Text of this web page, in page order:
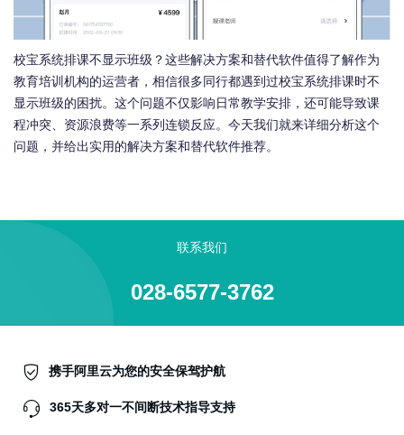
校宝系统排课不显示班级？这些解决方案和替代软件值得了解作为
教育培训机构的运营者，相信很多同行都遇到过校宝系统排课时不
显示班级的困扰。这个问题不仅影响日常教学安排，还可能导致课
程冲突、资源浪费等一系列连锁反应。今天我们就来详细分析这个
问题，并给出实用的解决方案和替代软件推荐。
联系我们
028-6577-3762
携手阿里云为您的安全保驾护航
365天多对一不间断技术指导支持